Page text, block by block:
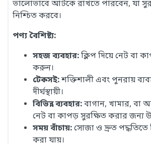
ভালোভাবে আটকে রাখতে পারবেন, যা
নিশ্চিত করবে।
পণ্য বৈশিষ্ট্য:
সহজ ব্যবহার:ক্লিপ দিয়ে নেট বা
করুন।
টেকসই:শক্তিশালী এবং পুনরায়
দীর্ঘস্থায়ী।
বিভিন্ন ব্যবহার:বাগান, খামার, বা
নেট বা কাপড় সুরক্ষিত করার জন্য
সময় বাঁচায়:সোজা ও দ্রুত পদ্ধতিতে
করা যায়।